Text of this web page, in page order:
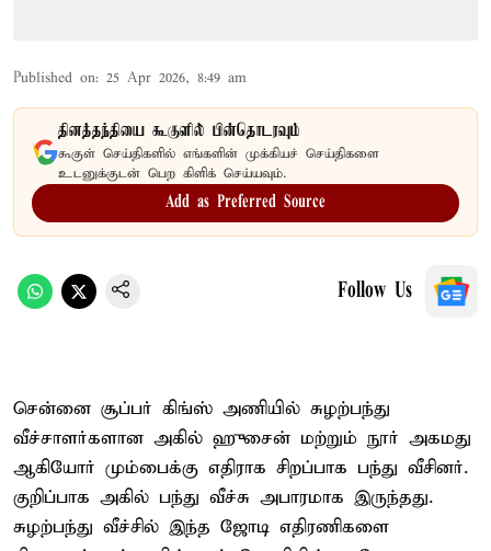
Published on: 25 Apr 2026, 8:49 am
தினத்தந்தியை கூகுளில் பின்தொடரவும்
கூகுள் செய்திகளில் எங்களின் முக்கியச் செய்திகளை
உடனுக்குடன் பெற கிளிக் செய்யவும்.
Add as Preferred Source
Follow Us
சென்னை சூப்பர் கிங்ஸ் அணியில் சுழற்பந்து
வீச்சாளர்களான அகில் ஹுசைன் மற்றும் நூர் அகமது
ஆகியோர் மும்பைக்கு எதிராக சிறப்பாக பந்து வீசினர்.
குறிப்பாக அகில் பந்து வீச்சு அபாரமாக இருந்தது.
சுழற்பந்து வீச்சில் இந்த ஜோடி எதிரணிகளை